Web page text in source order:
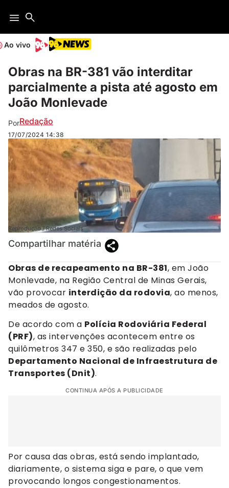
Ao vivo
Obras na BR-381 vão interditar
parcialmente a pista até agosto em
João Monlevade
PorRedação
17/07/2024 14:38
Reprodução / Redes Sociais
Compartilhar matéria
Obras de recapeamento na BR-381, em João
Monlevade, na Região Central de Minas Gerais,
vão provocar interdição da rodovia, ao menos,
meados de agosto.
De acordo com a Polícia Rodoviária Federal
(PRF), as intervenções acontecem entre os
quilômetros 347 e 350, e são realizadas pelo
Departamento Nacional de Infraestrutura de
Transportes (Dnit).
CONTINUA APÓS A PUBLICIDADE
Por causa das obras, está sendo implantado,
diariamente, o sistema siga e pare, o que vem
provocando longos congestionamentos.